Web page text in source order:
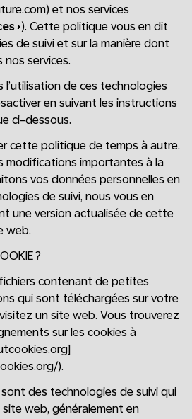
et nos services
»). Cette politique vous en dit
de suivi et sur la manière dont
nos services.
l’utilisation de ces technologies
en suivant les instructions
ci-dessous.
cette politique de temps à autre.
modifications importantes à la
vos données personnelles en
de suivi, nous vous en
une version actualisée de cette
web.
?
contenant de petites
qui sont téléchargées sur votre
un site web. Vous trouverez
sur les cookies à
).
des technologies de suivi qui
web, généralement en